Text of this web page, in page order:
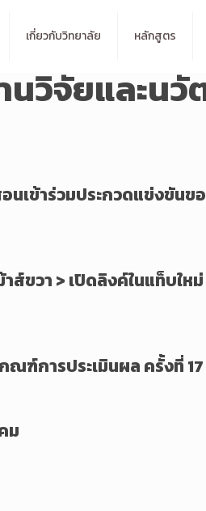
เกี่ยวกับวิทยาลัย หลักสูตร
นวิจัยและน
เข้าร่วมประกวดแข่งขัน
ส์ขวา > เปิดลิงค์ในแท็บให
ณฑ์การประเมินผล ครั้งที่ 17
ม